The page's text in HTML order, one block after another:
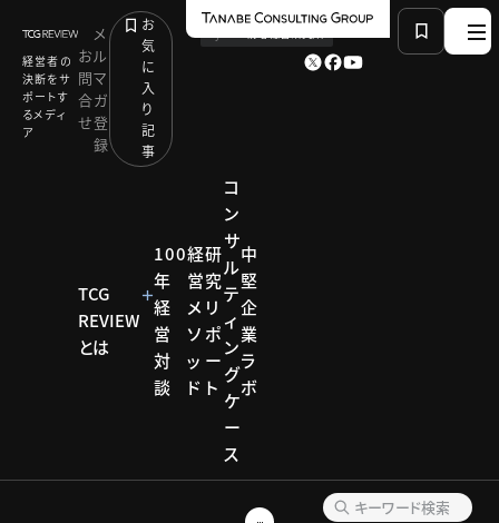
経営者の
決断をサ
ポートす
るメディ
ア
お
問
合
せ
メ
ル
マ
ガ
登
録
お
気
に
入
り
記
事
TCG
REVIEW
とは
100
年
経
営
対
談
経
営
メ
ソ
ッ
ド
研
究
リ
ポ
ー
ト
コ
ン
サ
ル
テ
ィ
ン
グ
ケ
ー
ス
中
堅
企
業
ラ
ボ
コラムイベント開催リポート
過半数の企業がブランディング戦略を「未策定」と回答
コラム
イベン
ト開催